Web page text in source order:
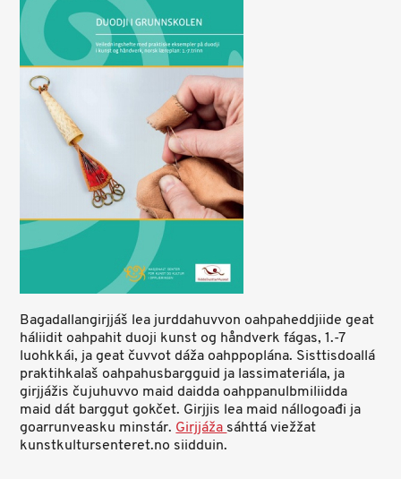
Bagadallangirjjáš lea jurddahuvvon oahpaheddjiide geat
háliidit oahpahit duoji kunst og håndverk fágas, 1.-7
luohkkái, ja geat čuvvot dáža oahppoplána. Sisttisdoallá
praktihkalaš oahpahusbargguid ja lassimateriála, ja
girjjážis čujuhuvvo maid daidda oahppanulbmiliidda
maid dát barggut gokčet. Girjjis lea maid nállogoađi ja
goarrunveasku minstár.Girjjážasáhttá viežžat
kunstkultursenteret.no siidduin.